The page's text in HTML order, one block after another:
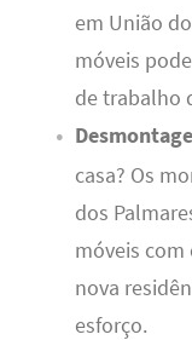
em União
móveis
de trabalho
casa? Os
dos
móveis
nova
esforço.